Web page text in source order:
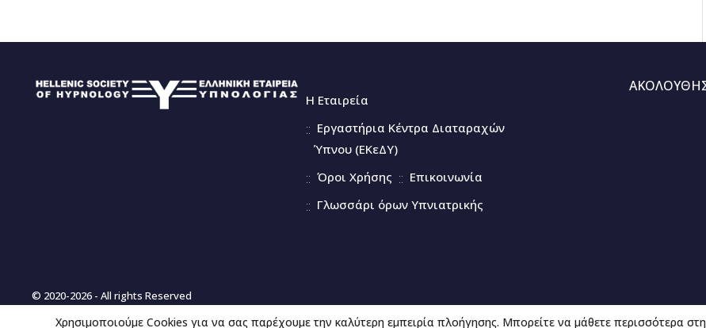
Η Εταιρεία
Εργαστήρια Κέντρα Διαταραχών
Ύπνου (ΕΚεΔΥ)
Όροι Χρήσης
Επικοινωνία
Γλωσσάρι όρων Υπνιατρικής
© 2020-2026 - All rights Reserved
Χρησιμοποιούμε Cookies για να σας παρέχουμε την καλύτερη εμπειρία πλοήγησης. Μπορείτε να μάθετε περισσότερα